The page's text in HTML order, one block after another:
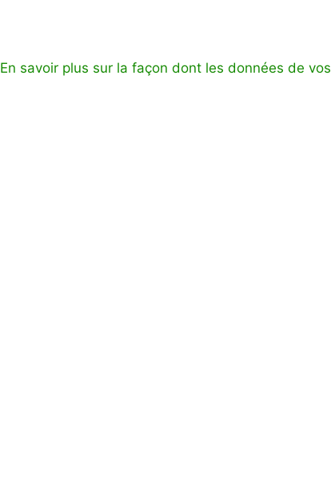
En savoir plus sur la façon dont les données de vos